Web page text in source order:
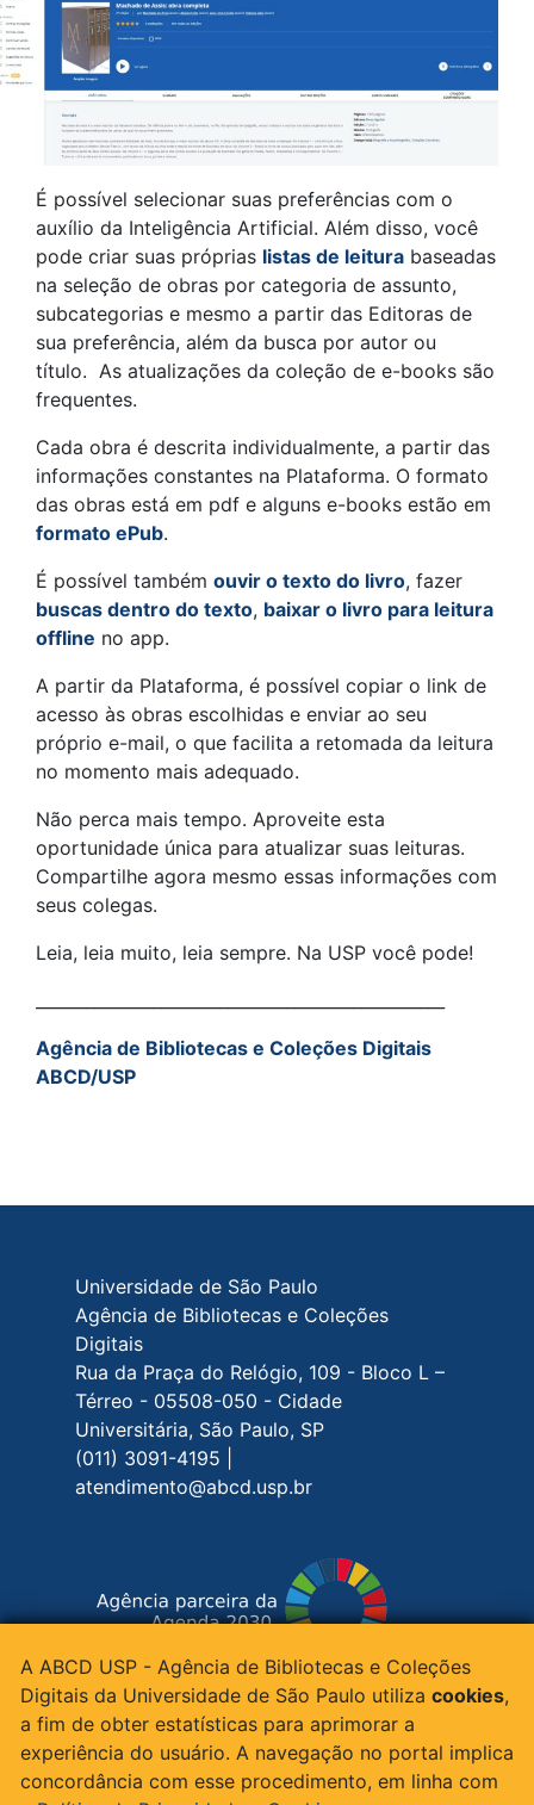
É possível selecionar suas preferências com o
auxílio da Inteligência Artificial. Além disso, você
pode criar suas próprias listas de leitura baseadas
na seleção de obras por categoria de assunto,
subcategorias e mesmo a partir das Editoras de
sua preferência, além da busca por autor ou
título. As atualizações da coleção de e-books são
frequentes.
Cada obra é descrita individualmente, a partir das
informações constantes na Plataforma. O formato
das obras está em pdf e alguns e-books estão em
formato ePub.
É possível também ouvir o texto do livro, fazer
buscas dentro do texto, baixar o livro para leitura
offline no app.
A partir da Plataforma, é possível copiar o link de
acesso às obras escolhidas e enviar ao seu
próprio e-mail, o que facilita a retomada da leitura
no momento mais adequado.
Não perca mais tempo. Aproveite esta
oportunidade única para atualizar suas leituras.
Compartilhe agora mesmo essas informações com
seus colegas.
Leia, leia muito, leia sempre. Na USP você pode!
Agência de Bibliotecas e Coleções Digitais
ABCD/USP
Rodapé do site
Universidade de São Paulo
Agência de Bibliotecas e Coleções
Digitais
Rua da Praça do Relógio, 109 - Bloco L –
Térreo - 05508-050 - Cidade
Universitária, São Paulo, SP
(011) 3091-4195 |
atendimento@abcd.usp.br
Siga-nos nas redes sociais
A ABCD USP - Agência de Bibliotecas e Coleções
Digitais da Universidade de São Paulo utiliza cookies,
a fim de obter estatísticas para aprimorar a
experiência do usuário. A navegação no portal implica
concordância com esse procedimento, em linha com